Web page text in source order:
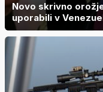
Novo skrivno
uporabili v